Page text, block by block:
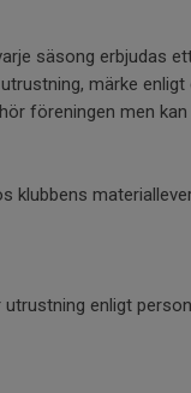
säsong erbjudas
märke
föreningen men
klubbens
enligt